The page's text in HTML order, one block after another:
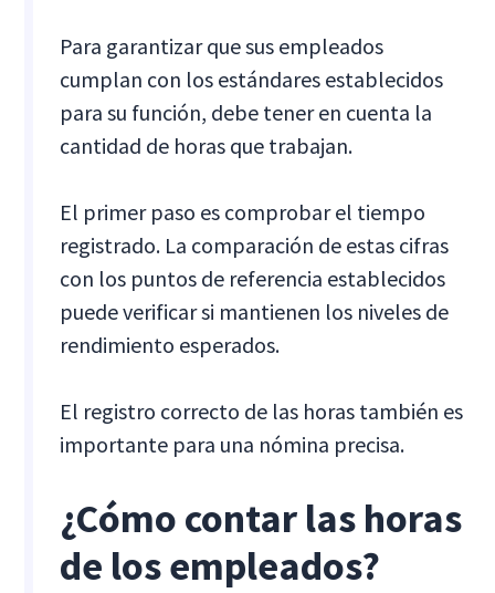
Para garantizar que sus empleados
cumplan con los estándares establecidos
para su función, debe tener en cuenta la
cantidad de horas que trabajan.
El primer paso es comprobar el tiempo
registrado. La comparación de estas cifras
con los puntos de referencia establecidos
puede verificar si mantienen los niveles de
rendimiento esperados.
El registro correcto de las horas también es
importante para una nómina precisa.
¿Cómo contar las horas
de los empleados?